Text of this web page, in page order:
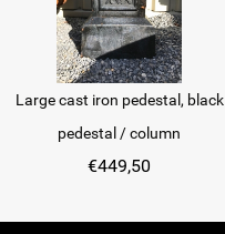
Large cast iron pedestal, black
pedestal / column
€449,50